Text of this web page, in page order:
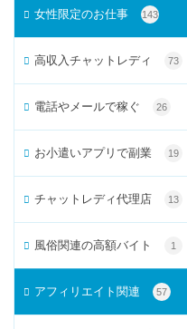
女性限定のお仕事 143
高収入チャットレディ 73
電話やメールで稼ぐ 26
お小遣いアプリで副業 19
チャットレディ代理店 13
風俗関連の高額バイト 1
アフィリエイト関連 57